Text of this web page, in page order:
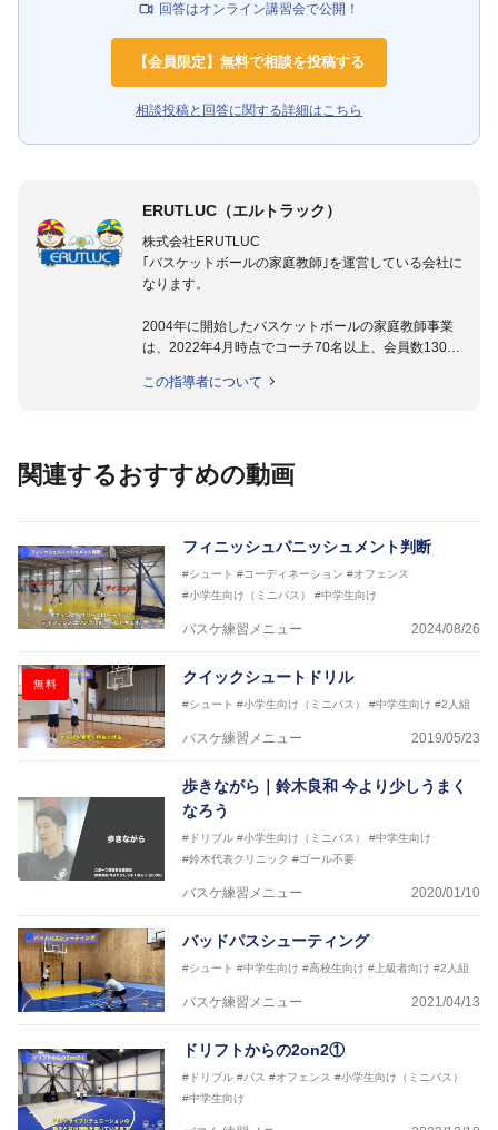
回答はオンライン講習会で公開！
【会員限定】無料で相談を投稿する
相談投稿と回答に関する詳細はこちら
ERUTLUC（エルトラック）
株式会社ERUTLUC
｢バスケットボールの家庭教師｣を運営している会社に
なります。
2004年に開始したバスケットボールの家庭教師事業
は、2022年4月時点でコーチ70名以上、会員数1300
指導実績多数・各地講習会なども担当しており、「は
など多くの書籍・DVDも監修しています。
2016年U12ナショナルキャンプヘッドコーチ
2016年U13ナショナルキャンプヘッドコーチ
2016年男子日本代表サポートコーチ
2017年U12ナショナルキャンプヘッドコーチ
2017年U13ナショナルキャンプヘッドコーチ
2018年U22日本代表スプリングキャンプアドバイザ
リーコーチ
2018年U12ナショナルキャンプヘッドコーチ
2018年U13ナショナルキャンプヘッドコーチ
2018年～2021年男子日本代表サポートコーチ
この指導者について
関連するおすすめの動画
フィニッシュパニッシュメント判断
#シュート #コーディネーション #オフェンス
#小学生向け（ミニバス）
#中学生向け
バスケ練習メニュー 2024/08/26
無料 クイックシュートドリル
#シュート #小学生向け（ミニバス） #中学生向け #2人組
バスケ練習メニュー 2019/05/23
歩きながら｜鈴木良和 今より少しうまく
なろう
#ドリブル #小学生向け（ミニバス）
#中学生向け
#鈴木代表クリニック #ゴール不要
バスケ練習メニュー 2020/01/10
バッドパスシューティング
#シュート #中学生向け #高校生向け #上級者向け #2人組
バスケ練習メニュー 2021/04/13
ドリフトからの2on2①
#ドリブル #パス #オフェンス #小学生向け（ミニバス）
#中学生向け